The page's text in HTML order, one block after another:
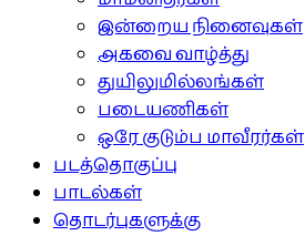
இன்றைய நினைவுகள்
அகவை வாழ்த்து
துயிலுமில்லங்கள்
படையணிகள்
ஒரே குடும்ப மாவீரர்கள்
படத்தொகுப்பு
பாடல்கள்
தொடர்புகளுக்கு